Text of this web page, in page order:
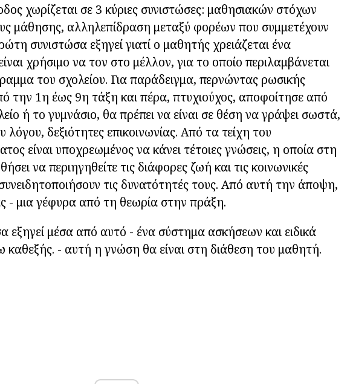
χωρίζεται σε 3 κύριες συνιστώσες: μαθησιακών στόχων
μάθησης, αλληλεπίδραση μεταξύ φορέων που συμμετέχουν
συνιστώσα εξηγεί γιατί ο μαθητής χρειάζεται ένα
χρήσιμο να τον στο μέλλον, για το οποίο περιλαμβάνεται
του σχολείου. Για παράδειγμα, περνώντας ρωσικής
την 1η έως 9η τάξη και πέρα, πτυχιούχος, αποφοίτησε από
ή το γυμνάσιο, θα πρέπει να είναι σε θέση να γράψει σωστά,
λόγου, δεξιότητες επικοινωνίας. Από τα τείχη του
είναι υποχρεωμένος να κάνει τέτοιες γνώσεις, η οποία στη
να περιηγηθείτε τις διάφορες ζωή και τις κοινωνικές
τις δυνατότητές τους. Από αυτή την άποψη,
- μια γέφυρα από τη θεωρία στην πράξη.
εξηγεί μέσα από αυτό - ένα σύστημα ασκήσεων και ειδικά
καθεξής. - αυτή η γνώση θα είναι στη διάθεση του μαθητή.